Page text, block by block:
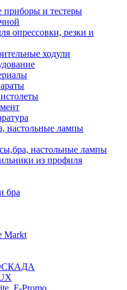
приборы и тестеры
опрессовки, резки и
ходули
настольные лампы
настольные лампы
из профиля
бра
Markt